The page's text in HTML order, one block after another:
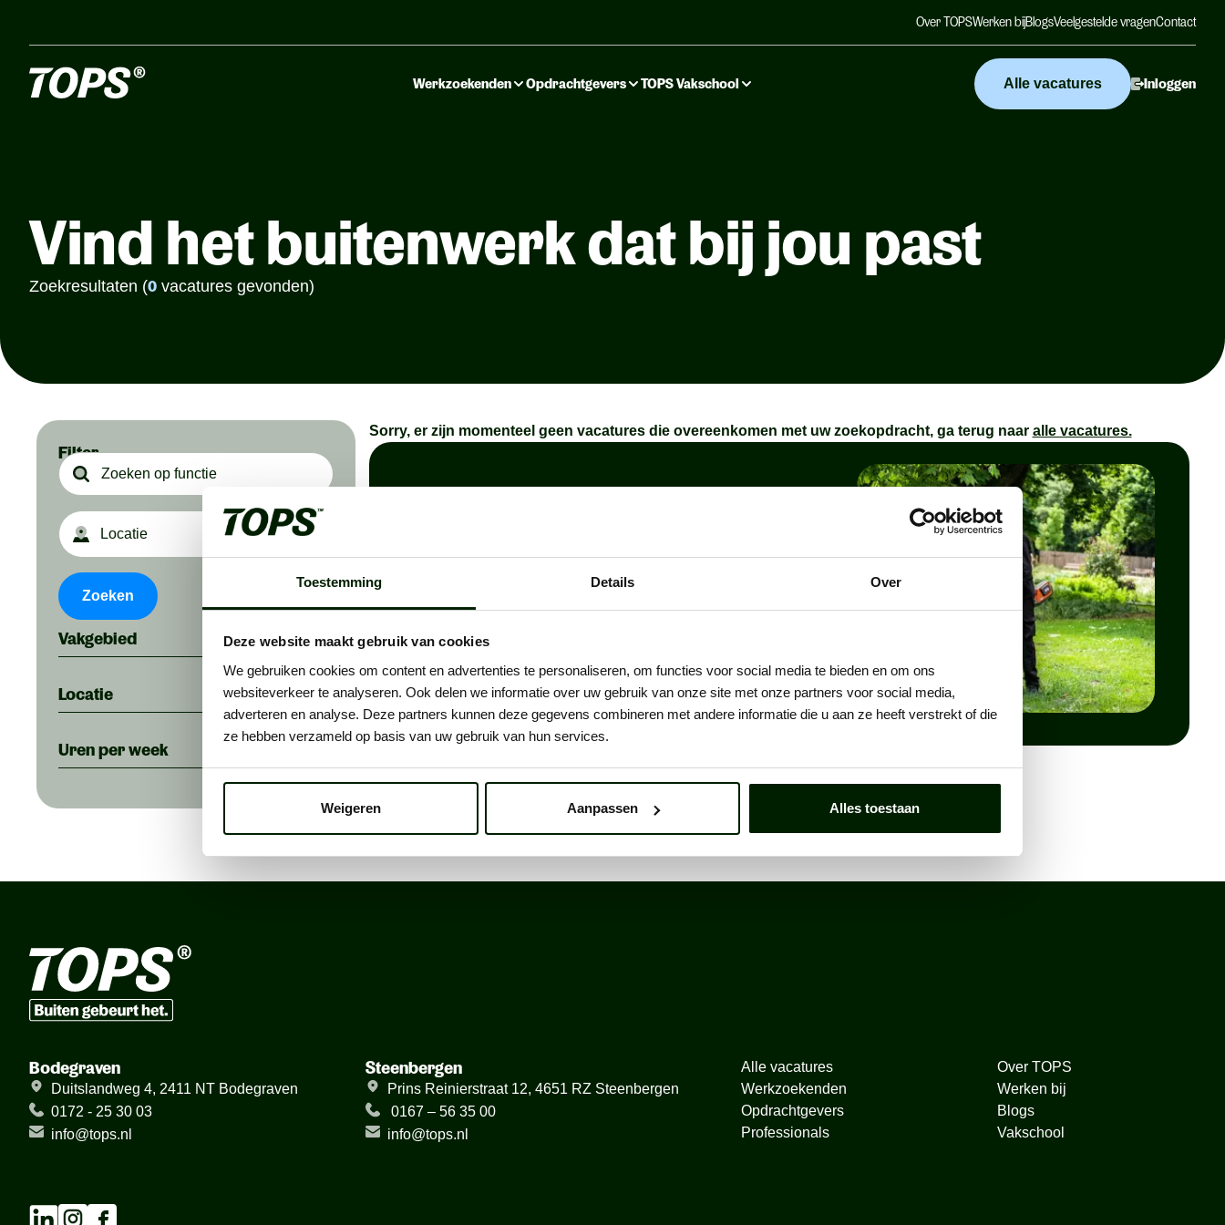
Toestemming Details Over
Deze website maakt gebruik van cookies
We gebruiken cookies om content en advertenties te personaliseren, om functies voor social media te bieden en om ons
websiteverkeer te analyseren. Ook delen we informatie over uw gebruik van onze site met onze partners voor social media,
adverteren en analyse. Deze partners kunnen deze gegevens combineren met andere informatie die u aan ze heeft verstrekt of die
ze hebben verzameld op basis van uw gebruik van hun services.
Weigeren Aanpassen Alles toestaan
Over TOPSWerken bijBlogsVeelgestelde vragenContact
Werkzoekenden Opdrachtgevers TOPS Vakschool Alle vacatures Inloggen
Vind het buitenwerk dat bij jou past
Zoekresultaten (0 vacatures gevonden)
Filter
20km
Zoeken
Vakgebied
Locatie
Uren per week
Sorry, er zijn momenteel geen vacatures die overeenkomen met uw zoekopdracht, ga terug naar alle vacatures.
Samen vinden we altijd werk dat bij jouw vakmanschap past.
Bodegraven
Duitslandweg 4, 2411 NT Bodegraven
0172 - 25 30 03
info@tops.nl
Steenbergen
Prins Reinierstraat 12, 4651 RZ Steenbergen
0167 – 56 35 00
info@tops.nl
Alle vacatures
Werkzoekenden
Opdrachtgevers
Professionals
Over TOPS
Werken bij
Blogs
Vakschool